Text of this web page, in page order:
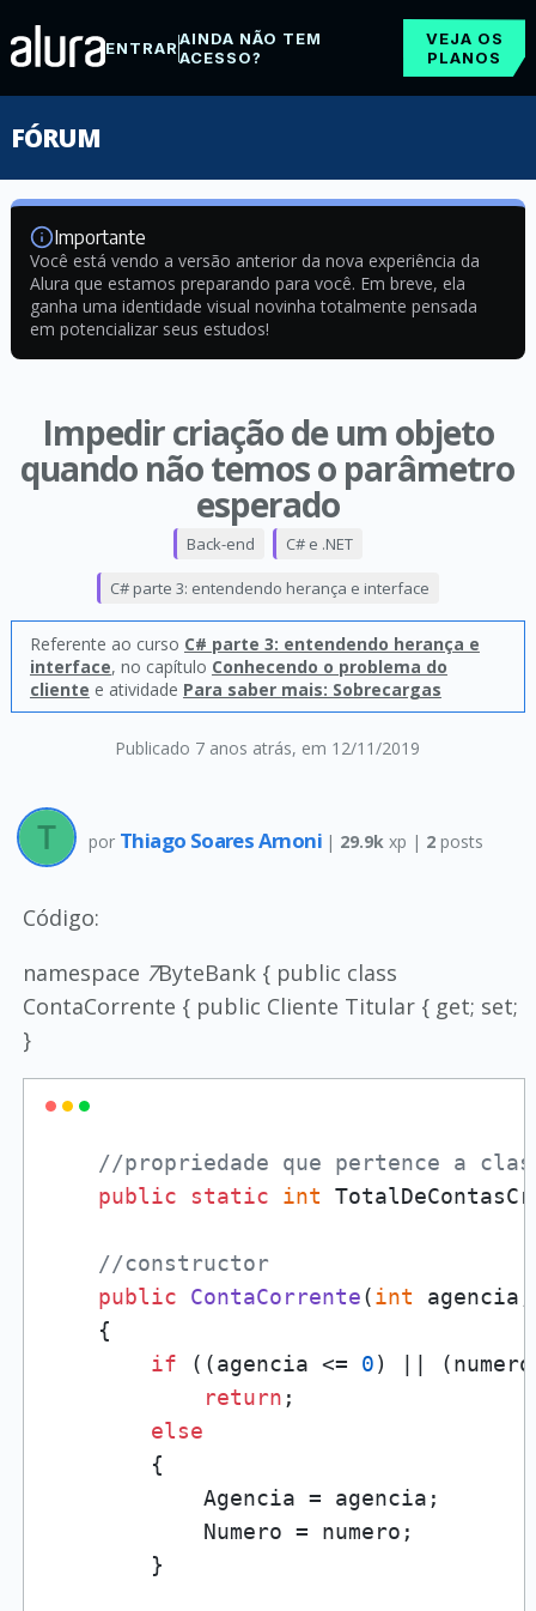
ENTRARAINDA NÃO TEM
ACESSO?
VEJA OS
PLANOS
FÓRUM
Importante
Você está vendo a versão anterior da nova experiência da
Alura que estamos preparando para você. Em breve, ela
ganha uma identidade visual novinha totalmente pensada
em potencializar seus estudos!
Impedir criação de um objeto
quando não temos o parâmetro
esperado
Publicado 7 anos atrás, em 12/11/2019
Back-end C# e .NET
C# parte 3: entendendo herança e interface
Referente ao curso C# parte 3: entendendo herança e
interface, no capítulo Conhecendo o problema do
cliente e atividade Para saber mais: Sobrecargas
por Thiago Soares Arnoni | 29.9k xp | 2 posts
Código:
namespace 7ByteBank { public class
ContaCorrente { public Cliente Titular { get; set;
}
//propriedade que pertence a
public
static int
//constructor
public
ContaCorrente(int
    {
if ((agencia <= 0) ||
return ;
else
        {
            Agencia = agencia;
            Numero = numero;
        }